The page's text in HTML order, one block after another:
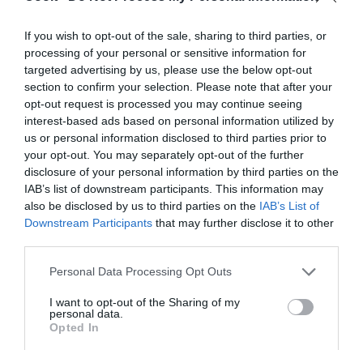
If you wish to opt-out of the sale, sharing to third parties, or
processing of your personal or sensitive information for
targeted advertising by us, please use the below opt-out
section to confirm your selection. Please note that after your
opt-out request is processed you may continue seeing
interest-based ads based on personal information utilized by
us or personal information disclosed to third parties prior to
your opt-out. You may separately opt-out of the further
disclosure of your personal information by third parties on the
IAB’s list of downstream participants. This information may
also be disclosed by us to third parties on the IAB’s List of
Downstream Participants that may further disclose it to other
Personal Data Processing Opt Outs
I want to opt-out of the Sharing of my
personal data.
Opted In
LIBROS
‘En el vientre de la ballena’: pasado,
presente y futuro de la cultura
Diego Moldes aborda la idea de cultura en un ensayo muy
plural. “Al ciudadano siempre le queda un reducto de
independencia de pensamiento”, dice.
PILAR GÓMEZ RODRÍGUEZ 11/10/2022